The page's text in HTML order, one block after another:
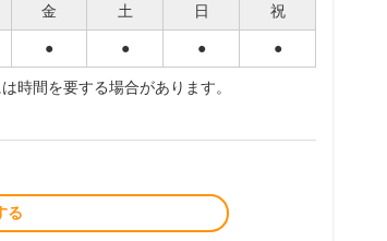
金 土 日 祝
● ● ● ●
時間を要する場合があります。
る